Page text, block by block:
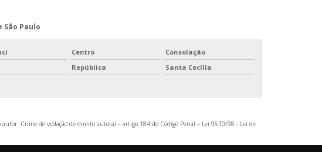
São Paulo
Centro
Consolação
República
Santa Cecília
Crime de violação de direito autoral – artigo 184 do Código Penal – Lei 9610/98 - Lei de